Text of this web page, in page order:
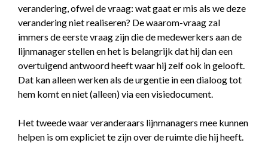
verandering, ofwel de vraag: wat gaat er mis als we deze
verandering niet realiseren? De waarom-vraag zal
immers de eerste vraag zijn die de medewerkers aan de
lijnmanager stellen en het is belangrijk dat hij dan een
overtuigend antwoord heeft waar hij zelf ook in gelooft.
Dat kan alleen werken als de urgentie in een dialoog tot
hem komt en niet (alleen) via een visiedocument.
Het tweede waar veranderaars lijnmanagers mee kunnen
helpen is om expliciet te zijn over de ruimte die hij heeft.